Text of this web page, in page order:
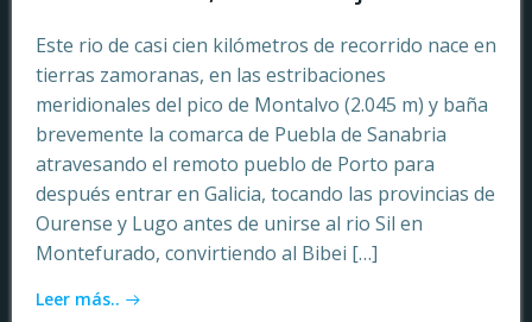
Este rio de casi cien kilómetros de recorrido nace en
tierras zamoranas, en las estribaciones
meridionales del pico de Montalvo (2.045 m) y baña
brevemente la comarca de Puebla de Sanabria
atravesando el remoto pueblo de Porto para
después entrar en Galicia, tocando las provincias de
Ourense y Lugo antes de unirse al rio Sil en
Montefurado, convirtiendo al Bibei […]
Leer más..